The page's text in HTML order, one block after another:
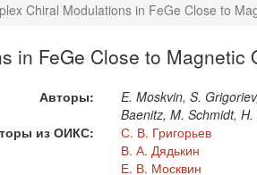
Chiral Modulations in FeGe Close to
in FeGe Close to Magnetic
Авторы:
E. Moskvin, S.
Baenitz, M. Schmidt,
из ОИКС:
С. В. Григорьев
В. А. Дядькин
Е. В. Москвин